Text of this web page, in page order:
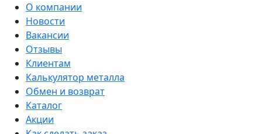
О компании
Новости
Вакансии
Отзывы
Клиентам
Калькулятор металла
Обмен и возврат
Каталог
Акции